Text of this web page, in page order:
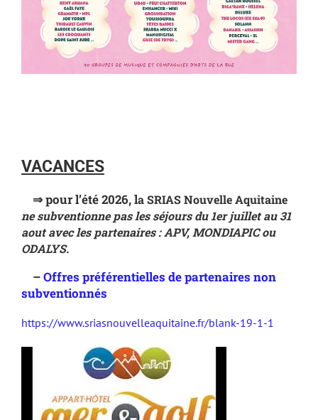
VACANCES
⇒ pour l’été 2026, la SRIAS Nouvelle Aquitaine
ne subventionne pas les séjours du 1er juillet au 31
aout avec les partenaires : APV, MONDIAPIC ou
ODALYS.
–Offres préférentielles de partenaires non
subventionnés
https://www.sriasnouvelleaquitaine.fr/blank-19-1-1